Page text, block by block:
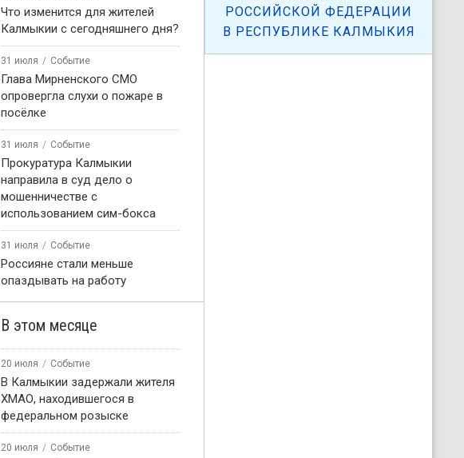
Что изменится для жителей
Калмыкии с сегодняшнего дня?
31 июля Событие
Глава Мирненского СМО
опровергла слухи о пожаре в
посёлке
31 июля Событие
Прокуратура Калмыкии
направила в суд дело о
мошенничестве с
использованием сим-бокса
31 июля Событие
Россияне стали меньше
опаздывать на работу
В этом месяце
20 июля Событие
В Калмыкии задержали жителя
ХМАО, находившегося в
федеральном розыске
20 июля Событие
РОССИЙСКОЙ ФЕДЕРАЦИИ
В РЕСПУБЛИКЕ КАЛМЫКИЯ